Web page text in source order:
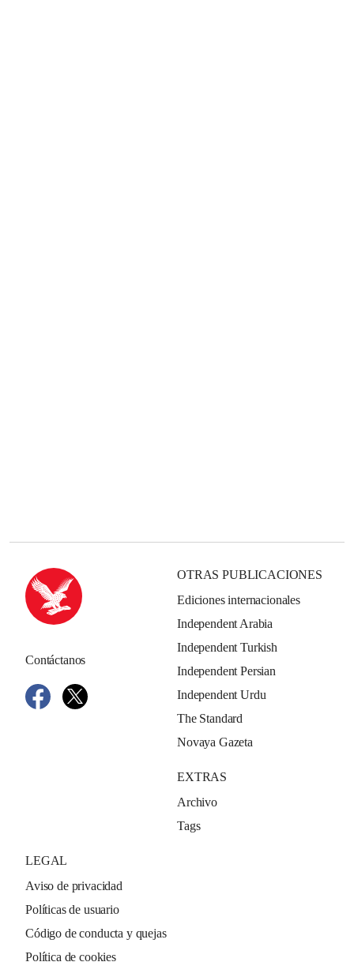
Contáctanos
OTRAS PUBLICACIONES
Ediciones internacionales
Independent Arabia
Independent Turkish
Independent Persian
Independent Urdu
The Standard
Novaya Gazeta
EXTRAS
Archivo
Tags
LEGAL
Aviso de privacidad
Políticas de usuario
Código de conducta y quejas
Política de cookies